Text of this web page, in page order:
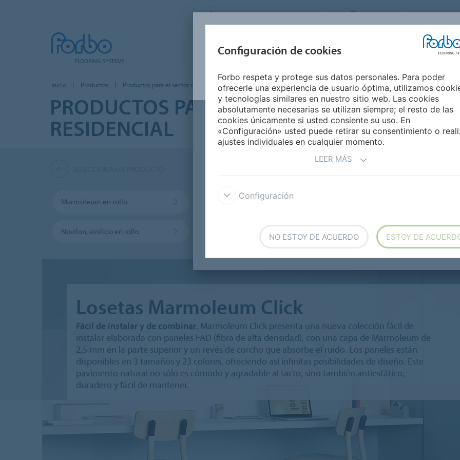
FORBO FLOORING SYSTEMS SPAIN
PRODUCTOS SEGMENTOS
INSPIRACIÓN Y
REFERENCIAS
SOSTENIBILIDAD
Inicio Productos Productos para el sector residencial Losetas Marmoleum Click
PRODUCTOS PARA EL SECTOR
RESIDENCIAL
Marmoleum en rollo Losetas Marmoleum Modular
Novilon, vinílico en rollo
Losetas Marmoleum Click
Fácil de instalar y de combinar. Marmoleum Click presenta una nueva colección fácil de
instalar elaborada con paneles FAD (fibra de alta densidad), con una capa de Marmoleum de
2,5 mm en la parte superior y un revés de corcho que absorbe el ruido. Los paneles están
disponibles en 3 tamaños y 23 colores, ofreciendo así infinitas posibilidades de diseño. Este
pavimento natural no sólo es cómodo y agradable al tacto, sino también antiestático,
duradero y fácil de mantener.
Configuración de cookies
Forbo respeta y protege sus datos personales. Para poder
ofrecerle una experiencia de usuario óptima, utilizamos
y tecnologías similares en nuestro sitio web. Las cookies
absolutamente necesarias se utilizan siempre; el resto de las
cookies únicamente si usted consiente su uso. En
«Configuración» usted puede retirar su consentimiento o
ajustes individuales en cualquier momento.
LEER MÁS
Configuración
NO ESTOY DE ACUERDO ESTOY DE